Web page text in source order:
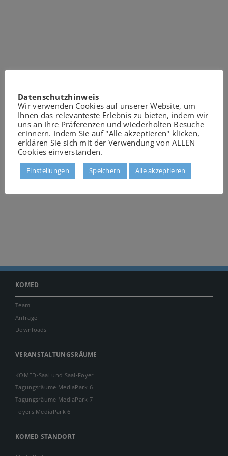
KOMED
Team
Anfrage
Downloads
VERANSTALTUNGSRÄUME
KOMED-Saal und Saal-Foyer
Tagungsräume MediaPark 6
Tagungsräume MediaPark 7
Foyers MediaPark 6
KOMED STANDORT
Datenschutzhinweis
Wir verwenden Cookies auf unserer Website, um
Ihnen das relevanteste Erlebnis zu bieten, indem wir
uns an Ihre Präferenzen und wiederholten Besuche
erinnern. Indem Sie auf "Alle akzeptieren" klicken,
erklären Sie sich mit der Verwendung von ALLEN
Cookies einverstanden.
Einstellungen Speichern Alle akzeptieren